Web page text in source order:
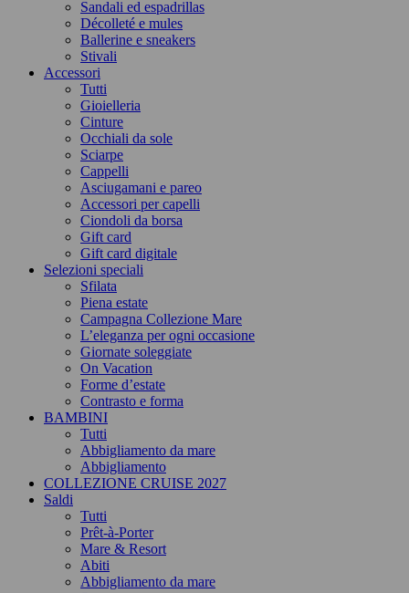
Sandali ed espadrillas
Décolleté e mules
Ballerine e sneakers
Stivali
Accessori
Tutti
Gioielleria
Cinture
Occhiali da sole
Sciarpe
Cappelli
Asciugamani e pareo
Accessori per capelli
Ciondoli da borsa
Gift card
Gift card digitale
Selezioni speciali
Sfilata
Piena estate
Campagna Collezione Mare
L’eleganza per ogni occasione
Giornate soleggiate
On Vacation
Forme d’estate
Contrasto e forma
BAMBINI
Tutti
Abbigliamento da mare
Abbigliamento
COLLEZIONE CRUISE 2027
Saldi
Tutti
Prêt-à-Porter
Mare & Resort
Abiti
Abbigliamento da mare